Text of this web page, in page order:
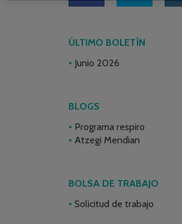
ÚLTIMO BOLETÍN
Junio 2026
BLOGS
Programa respiro
Atzegi Mendian
BOLSA DE TRABAJO
Solicitud de trabajo